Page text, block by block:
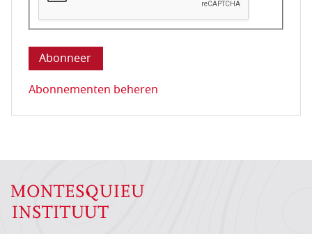
Deze vraag is om te controleren dat u een mens
Abonnementen beheren